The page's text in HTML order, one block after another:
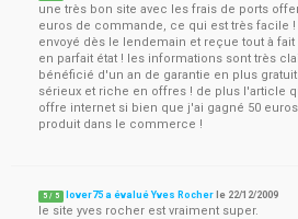
une très bon site avec les frais de ports
euros de commande, ce qui est très facile
envoyé dès le lendemain et reçue tout à
en parfait état ! les informations sont très
bénéficié d'un an de garantie en plus
sérieux et riche en offres ! de plus l'article
offre internet si bien que j'ai gagné 50
produit dans le commerce !
5 / 5 lover75 a évalué Yves Rocher le 22/12/2009
le site yves rocher est vraiment super.